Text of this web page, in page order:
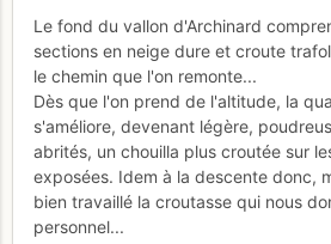
Le fond du vallon d'Archinard
sections en neige dure et croute
le chemin que l'on remonte...
Dès que l'on prend de l'altitude, la
s'améliore, devenant légère,
abrités, un chouilla plus croutée sur
exposées. Idem à la descente donc,
bien travaillé la croutasse qui nous
personnel...